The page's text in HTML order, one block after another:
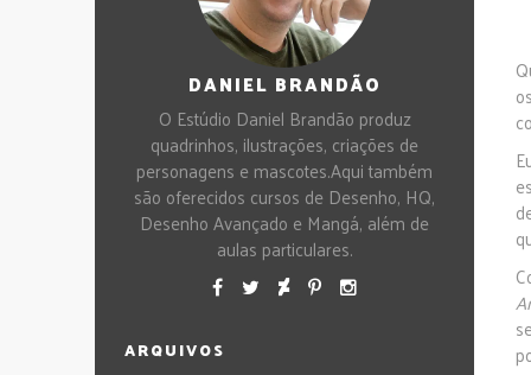
DANIEL BRANDÃO
O Estúdio Daniel Brandão produz
quadrinhos, ilustrações, criações de
personagens e mascotes.Aqui também
são oferecidos cursos de Desenho, HQ,
Desenho Avançado e Mangá, além de
aulas particulares.
ARQUIVOS